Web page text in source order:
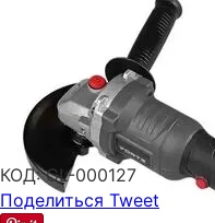
КОД: CL-000127
Поделиться Tweet